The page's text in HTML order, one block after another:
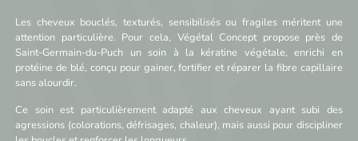
Les cheveux bouclés, texturés, sensibilisés ou fragiles méritent une
attention particulière. Pour cela, Végétal Concept propose près de
Saint-Germain-du-Puch un soin à la kératine végétale, enrichi en
protéine de blé, conçu pour gainer, fortifier et réparer la fibre capillaire
sans alourdir.
Ce soin est particulièrement adapté aux cheveux ayant subi des
agressions (colorations, défrisages, chaleur), mais aussi pour discipliner